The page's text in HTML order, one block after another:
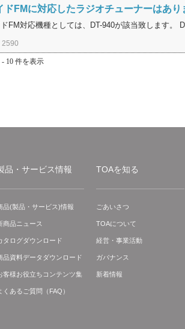
ドFMに対応したラジオチューナーはあり
FM対応機種としては、DT-940が該当致します。
2590
- 10 件を表示
品・サービス情報
品(製品・サービス)情報
商品ニュース
タログダウンロード
品資料データダウンロード
客様お役立ちコンテンツ集
くあるご質問（FAQ）
TOAを知る
ごあいさつ
TOAについて
経営・事業活動
ガバナンス
新着情報